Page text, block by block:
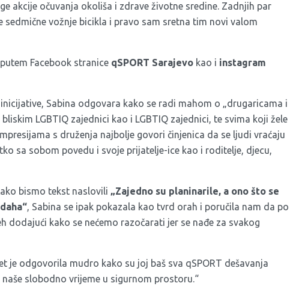
akcije očuvanja okoliša i zdrave životne sredine. Zadnjih par
sedmične vožnje bicikla i pravo sam sretna tim novi valom
Facebook stranice qSPORT Sarajevo kao i instagram
Sabina odgovara kako se radi mahom o „drugaricama i
LGBTIQ zajednici kao i LGBTIQ zajednici, te svima koji žele
s druženja najbolje govori činjenica da se ljudi vraćaju
sa sobom povedu i svoje prijatelje-ice kao i roditelje, djecu,
bismo tekst naslovili „Zajedno su planinarile, a ono što se
, Sabina se ipak pokazala kao tvrd orah i poručila nam da po
dodajući kako se nećemo razočarati jer se nađe za svakog
je odgovorila mudro kako su joj baš sva qSPORT dešavanja
slobodno vrijeme u sigurnom prostoru.“